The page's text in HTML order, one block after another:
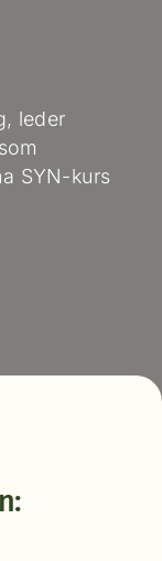
leder
SYN-kurs